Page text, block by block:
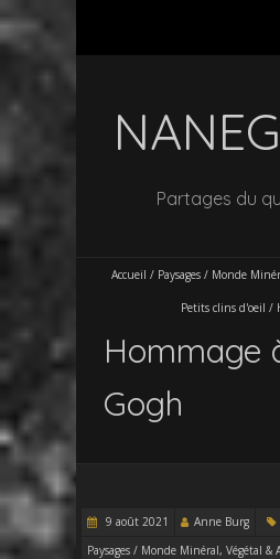
Partages du
Accueil / Paysages / Monde
Petits clins d'oeil /
Hommage
Gogh
9 août 2021
Anne Burg
Paysages / Monde Minéral, Végétal &